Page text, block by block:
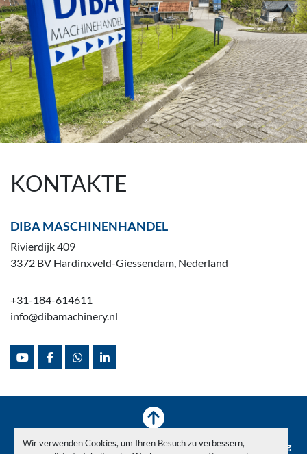
Wir verwenden Cookies, um Ihren Besuch zu verbessern,
KONTAKTE
DIBA MASCHINENHANDEL
Rivierdijk 409
3372 BV Hardinxveld-Giessendam, Nederland
+31-184-614611
info@dibamachinery.nl
youtubefacebookwhatsapplinkedin
Inventar Verkauft News Über uns Maschinenüberholung